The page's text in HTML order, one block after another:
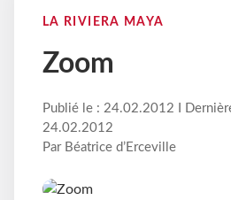
LA RIVIERA MAYA
Zoom
Publié le : 24.02.2012 I
24.02.2012
Par Béatrice d’Erceville